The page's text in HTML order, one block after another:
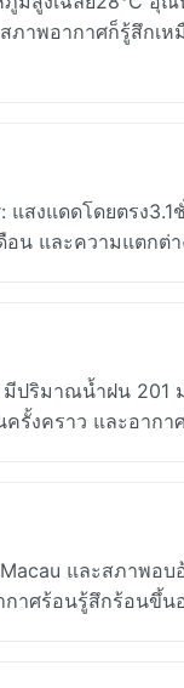
ภาพอากาศก็รู้สึกเ
สงแดดโดยตรง
น และความแตกต่
ปริมาณน้ำฝน
รั้งคราว และอาก
และสภาพ
ศร้อนรู้สึกร้อนขึ้น